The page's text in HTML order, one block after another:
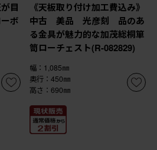
目
ボ
《天板取り付け加工費込み》
中古 美品 光彦刻 品のあ
る金具が魅力的な加茂総桐箪
笥ローチェスト(R-082829)
幅：1,085㎜
奥行：450㎜
高さ：690㎜